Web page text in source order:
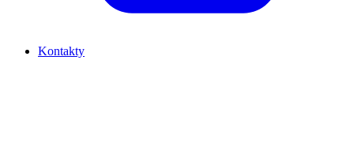
Kontakty